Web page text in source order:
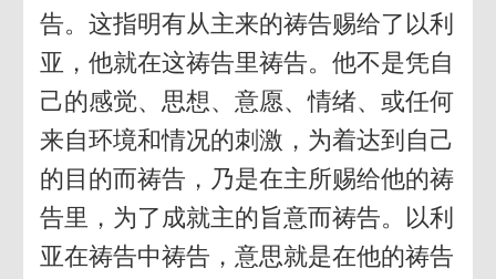
告。这指明有从主来的祷告赐给了以利
亚，他就在这祷告里祷告。他不是凭自
己的感觉、思想、意愿、情绪、或任何
来自环境和情况的刺激，为着达到自己
的目的而祷告，乃是在主所赐给他的祷
告里，为了成就主的旨意而祷告。以利
亚在祷告中祷告，意思就是在他的祷告